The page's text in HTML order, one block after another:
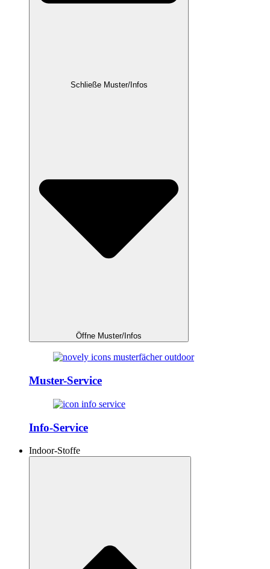
Schließe Muster/Infos
Öffne Muster/Infos
Muster-Service
Info-Service
Indoor-Stoffe